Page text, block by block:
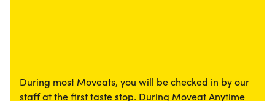
During most Moveats, you will be checked in by our
staff at the first taste stop. During Moveat Anytime